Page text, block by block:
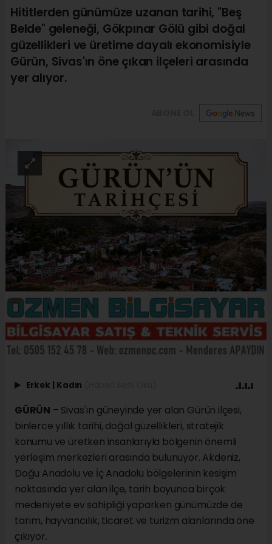
Hititlerden günümüze uzanan tarihi, "Beş
Belde" geleneği, Gökpınar Gölü gibi doğal
güzellikleri ve üretime dayalı ekonomisiyle
Gürün, Sivas'ın öne çıkan ilçeleri arasında
yer alıyor.
Erkek | Kadın
GÜRÜN – Sivas'ın güneyinde yer alan Gürün ilçesi,
binlerce yıllık tarihi, doğal güzellikleri, stratejik
konumu ve üretken insanlarıyla bölgenin önemli
yerleşim merkezleri arasında bulunuyor. Akdeniz,
Doğu Anadolu ve İç Anadolu bölgelerinin kesişim
noktasında yer alan ilçe, tarih boyunca birçok
medeniyete ev sahipliği yaparken günümüzde de
tarım, hayvancılık, ticaret ve turizm alanlarında öne
çıkıyor.